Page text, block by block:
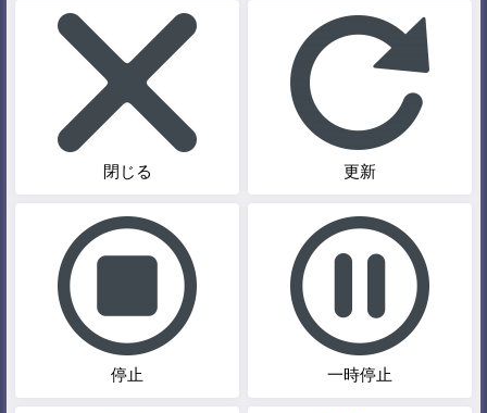
閉じる 更新
停止 一時停止